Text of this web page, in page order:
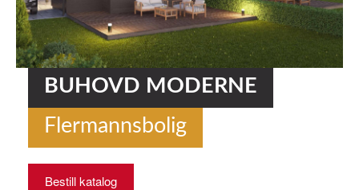
BUHOVD MODERNE
Flermannsbolig
Bestill katalog